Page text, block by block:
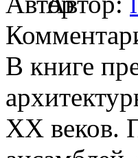
В книге
ХХ веков.